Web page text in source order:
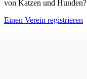
von Katzen und Hunden?
Einen Verein registrieren